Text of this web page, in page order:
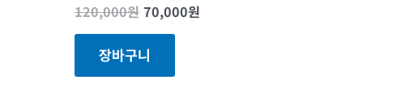
5 중에서
5.00
로 평가됨
120,000원 70,000원
장바구니